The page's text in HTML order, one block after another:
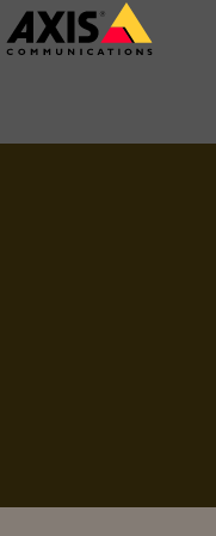
Salta
al